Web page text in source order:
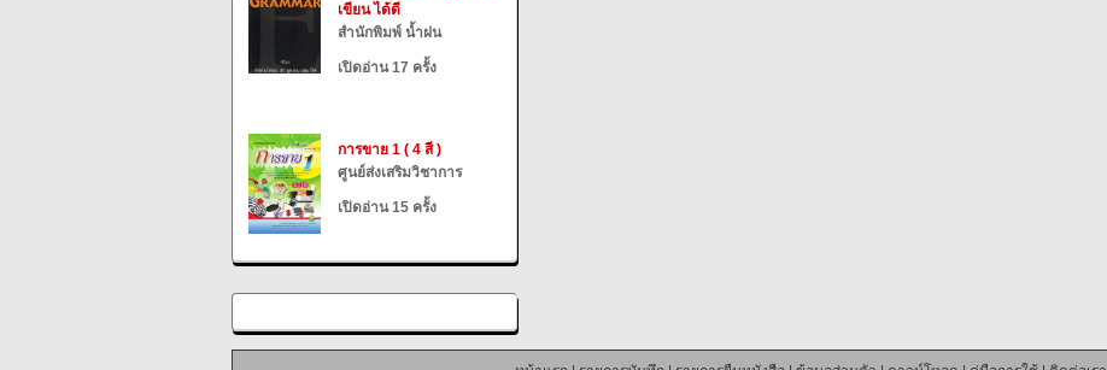
เขียน ได้ดี
สำนักพิมพ์ น้ำฝน
เปิดอ่าน 17 ครั้ง
การขาย 1 ( 4 สี )
ศูนย์ส่งเสริมวิชาการ
เปิดอ่าน 15 ครั้ง